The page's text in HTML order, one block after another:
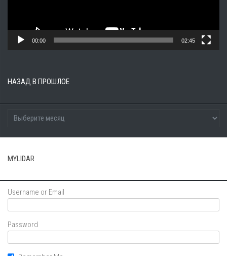
00:00 02:45
НАЗАД В ПРОШЛОЕ
MYLIDAR
Username or Email
Password